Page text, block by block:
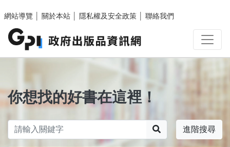
網站導覽
關於本站 隱私權及安全政策 聯絡我們
你想找的好書在這裡！
進階搜尋